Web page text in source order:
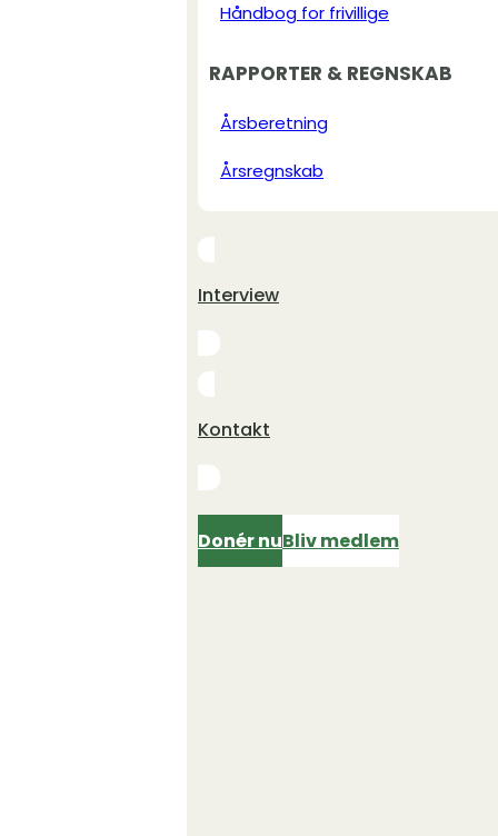
Håndbog for frivillige
RAPPORTER & REGNSKAB
Årsberetning
Årsregnskab
Interview
Kontakt
Donér nuBliv medlem